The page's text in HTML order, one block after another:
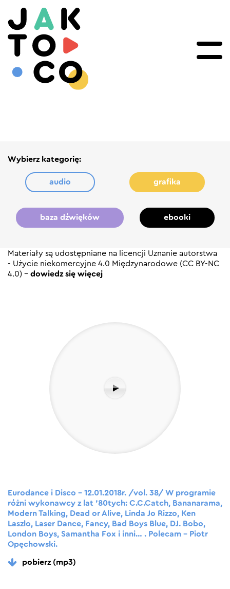
Wybierz kategorię:
audio grafika
baza dźwięków ebooki
Materiały są udostępniane na licencji Uznanie autorstwa
- Użycie niekomercyjne 4.0 Międzynarodowe (CC BY-NC
4.0) - dowiedz się więcej
Eurodance i Disco – 12.01.2018r. /vol. 38/ W programie
różni wykonawcy z lat ’80tych: C.C.Catch, Bananarama,
Modern Talking, Dead or Alive, Linda Jo Rizzo, Ken
Laszlo, Laser Dance, Fancy, Bad Boys Blue, DJ. Bobo,
London Boys, Samantha Fox i inni… . Polecam – Piotr
Opęchowski.
pobierz (mp3)